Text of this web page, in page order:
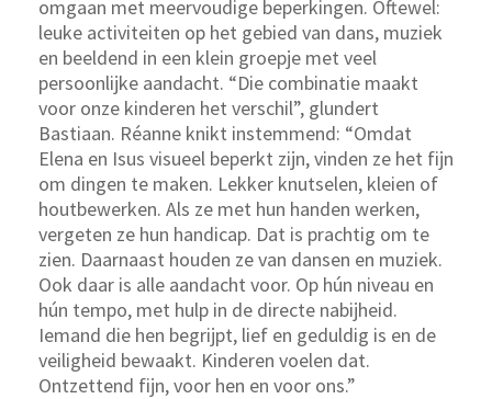
omgaan met meervoudige beperkingen. Oftewel:
leuke activiteiten op het gebied van dans, muziek
en beeldend in een klein groepje met veel
persoonlijke aandacht. “Die combinatie maakt
voor onze kinderen het verschil”, glundert
Bastiaan. Réanne knikt instemmend: “Omdat
Elena en Isus visueel beperkt zijn, vinden ze het fijn
om dingen te maken. Lekker knutselen, kleien of
houtbewerken. Als ze met hun handen werken,
vergeten ze hun handicap. Dat is prachtig om te
zien. Daarnaast houden ze van dansen en muziek.
Ook daar is alle aandacht voor. Op hún niveau en
hún tempo, met hulp in de directe nabijheid.
Iemand die hen begrijpt, lief en geduldig is en de
veiligheid bewaakt. Kinderen voelen dat.
Ontzettend fijn, voor hen en voor ons.”